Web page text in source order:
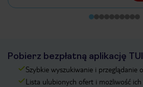
Pobierz bezpłatną aplikację TUI
Szybkie wyszukiwanie i przeglądanie
Lista ulubionych ofert i możliwość